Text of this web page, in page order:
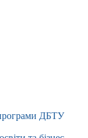
програми ДБТУ